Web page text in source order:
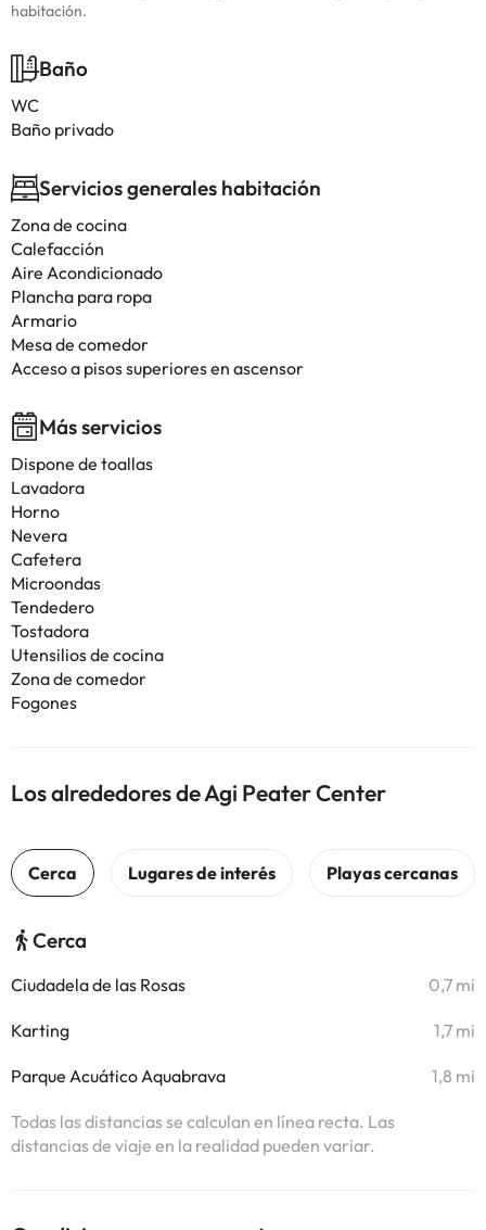
habitación.
Baño
WC
Baño privado
Servicios generales habitación
Zona de cocina
Calefacción
Aire Acondicionado
Plancha para ropa
Armario
Mesa de comedor
Acceso a pisos superiores en ascensor
Más servicios
Dispone de toallas
Lavadora
Horno
Nevera
Cafetera
Microondas
Tendedero
Tostadora
Utensilios de cocina
Zona de comedor
Fogones
Los alrededores de Agi Peater Center
Cerca
Ciudadela de las Rosas 0,7 mi
Karting 1,7 mi
Parque Acuático Aquabrava 1,8 mi
Todas las distancias se calculan en línea recta. Las
distancias de viaje en la realidad pueden variar.